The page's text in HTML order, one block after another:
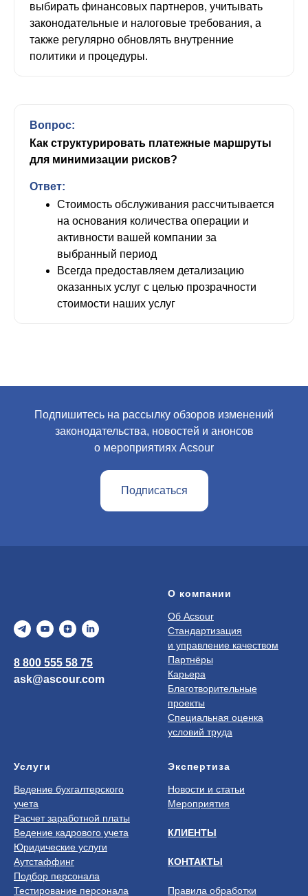
выбирать финансовых партнеров, учитывать
законодательные и налоговые требования, а
также регулярно обновлять внутренние
политики и процедуры.
Вопрос:
Как структурировать платежные маршруты
для минимизации рисков?
Ответ:
Стоимость обслуживания рассчитывается
на основания количества операции и
активности вашей компании за
выбранный период
Всегда предоставляем детализацию
оказанных услуг с целью прозрачности
стоимости наших услуг
Подпишитесь на рассылку обзоров изменений
законодательства, новостей и анонсов
о мероприятиях Acsour
Подписаться
8 800 555 58 75
ask@ascour.com
О компании
Об Acsour
Стандартизация
и управление качеством
Партнёры
Карьера
Благотворительные
проекты
Специальная оценка
условий труда
Услуги
Ведение бухгалтерского
учета
Расчет заработной платы
Ведение кадрового учета
Юридические услуги
Аутстаффинг
Подбор персонала
Тестирование персонала
Экспертиза
Новости и статьи
Мероприятия
КЛИЕНТЫ
КОНТАКТЫ
Правила обработки